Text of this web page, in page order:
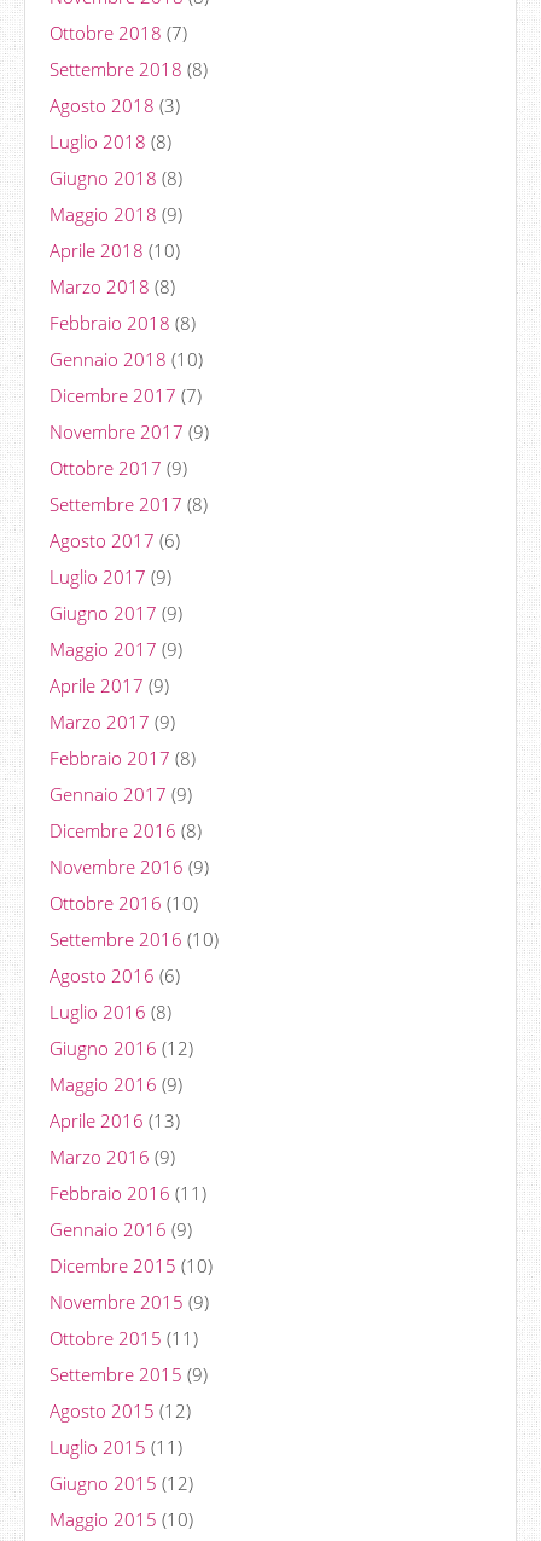
Ottobre 2018 (7)
Settembre 2018 (8)
Agosto 2018 (3)
Luglio 2018 (8)
Giugno 2018 (8)
Maggio 2018 (9)
Aprile 2018 (10)
Marzo 2018 (8)
Febbraio 2018 (8)
Gennaio 2018 (10)
Dicembre 2017 (7)
Novembre 2017 (9)
Ottobre 2017 (9)
Settembre 2017 (8)
Agosto 2017 (6)
Luglio 2017 (9)
Giugno 2017 (9)
Maggio 2017 (9)
Aprile 2017 (9)
Marzo 2017 (9)
Febbraio 2017 (8)
Gennaio 2017 (9)
Dicembre 2016 (8)
Novembre 2016 (9)
Ottobre 2016 (10)
Settembre 2016 (10)
Agosto 2016 (6)
Luglio 2016 (8)
Giugno 2016 (12)
Maggio 2016 (9)
Aprile 2016 (13)
Marzo 2016 (9)
Febbraio 2016 (11)
Gennaio 2016 (9)
Dicembre 2015 (10)
Novembre 2015 (9)
Ottobre 2015 (11)
Settembre 2015 (9)
Agosto 2015 (12)
Luglio 2015 (11)
Giugno 2015 (12)
Maggio 2015 (10)